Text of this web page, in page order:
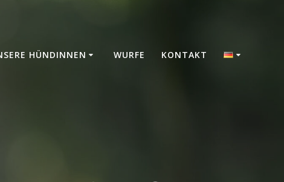
HÜNDINNEN WURFE KONTAKT